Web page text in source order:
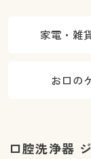
家電・雑
お口の
口腔洗浄器